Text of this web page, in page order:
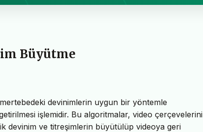
Büyütme
devinimlerin uygun bir yöntemle
işlemidir. Bu algoritmalar, video çerçevelerini
devinim ve titreşimlerin büyütülüp videoya geri